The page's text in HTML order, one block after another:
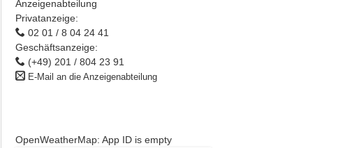
Anzeigenabteilung
Privatanzeige:
02 01 / 8 04 24 41
Geschäftsanzeige:
(+49) 201 / 804 23 91
E-Mail an die Anzeigenabteilung
OpenWeatherMap: App ID is empty